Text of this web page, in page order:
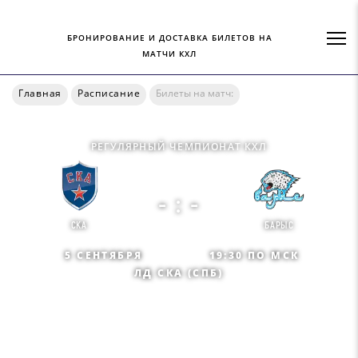
БРОНИРОВАНИЕ И ДОСТАВКА БИЛЕТОВ НА
МАТЧИ КХЛ
Главная Расписание Билеты на матч:
РЕГУЛЯРНЫЙ ЧЕМПИОНАТ КХЛ
СКА
- : -
БАРЫС
5 СЕНТЯБРЯ
19:30 ПО МСК
ЛД СКА (СПБ)